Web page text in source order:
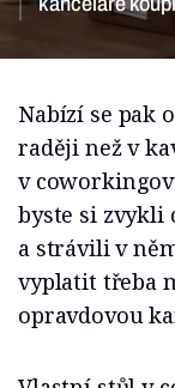
Nabízí se pak
raději než v
v
byste si zvykli
a strávili v
vyplatit třeba
opravdovou